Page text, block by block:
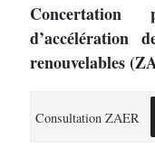
d’accélération
renouvelables
Consultation ZAER